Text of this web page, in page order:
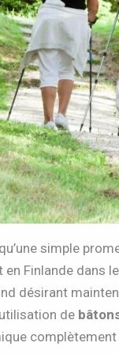
simple
en Finlande dans
désirant
de